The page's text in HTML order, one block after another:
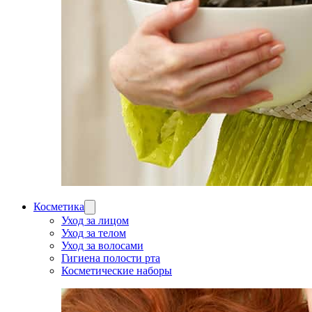
Косметика
Уход за лицом
Уход за телом
Уход за волосами
Гигиена полости рта
Косметические наборы